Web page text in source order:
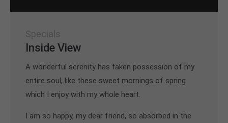
Specials
Inside View
A wonderful serenity has taken possession of my
entire soul, like these sweet mornings of spring
which I enjoy with my whole heart.
I am so happy, my dear friend, so absorbed in the